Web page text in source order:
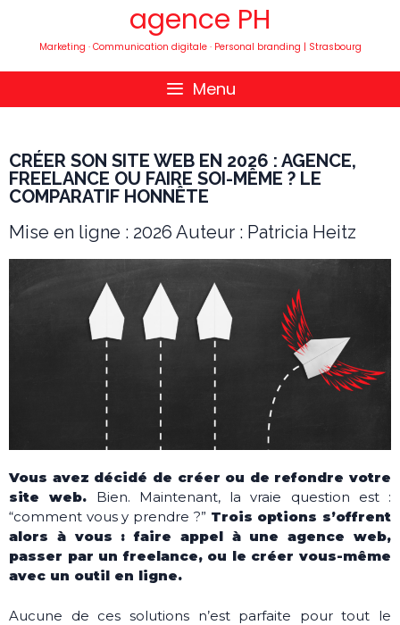
agence PH
Marketing · Communication digitale · Personal branding | Strasbourg
Menu
CRÉER SON SITE WEB EN 2026 : AGENCE,
FREELANCE OU FAIRE SOI-MÊME ? LE
COMPARATIF HONNÊTE
Mise en ligne : 2026 Auteur : Patricia Heitz
Vous avez décidé de créer ou de refondre votre
site web. Bien. Maintenant, la vraie question est :
“comment vous y prendre ?” Trois options s’offrent
alors à vous : faire appel à une agence web,
passer par un freelance, ou le créer vous-même
avec un outil en ligne.
Aucune de ces solutions n’est parfaite pour tout le